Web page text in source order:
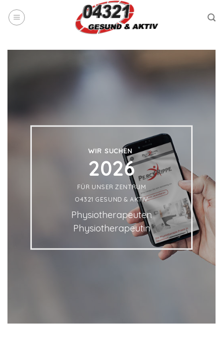
WIR SUCHEN
2026
FÜR UNSER ZENTRUM
O4321 GESUND & AKTIV
Physiotherapeuten
Physiotherapeutin